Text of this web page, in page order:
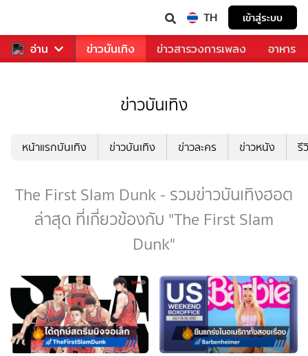
TH เข้าสู่ระบบ
อ่าน
กีฬา ข่าว ข่าวบันเทิง ข่าวสารวงการเพลง อาหาร
ข่าวบันเทิง
หน้าแรกบันเทิง ข่าวบันเทิง ข่าวละคร ข่าวหนัง รี
The First Slam Dunk - รวมข่าวบันเทิงฮอต
ล่าสุด ที่เกี่ยวข้องกับ "The First Slam
Dunk"